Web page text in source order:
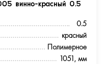
винно-красный 0.5
0.5
красный
Полимерное
1051, мм